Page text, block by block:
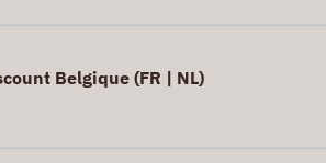
Belgique (FR | NL)